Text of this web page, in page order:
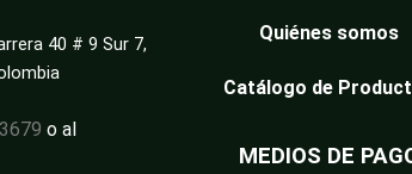
40 # 9 Sur 7,
o al
Quiénes somos
Catálogo de
MEDIOS DE